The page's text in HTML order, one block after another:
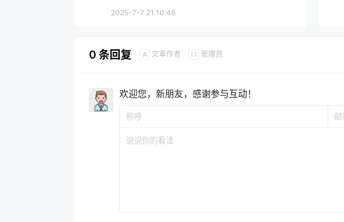
2025-7-7 21:10:46
0 条回复 A 文章作者 M 管理员
欢迎您，新朋友，感谢参与互动！